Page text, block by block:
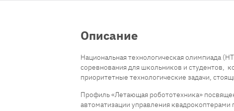
Описание
Национальная технологическая олимпиада
соревнования для школьников и студентов,
приоритетные технологические задачи,
Профиль «Летающая робототехника»
автоматизации управления